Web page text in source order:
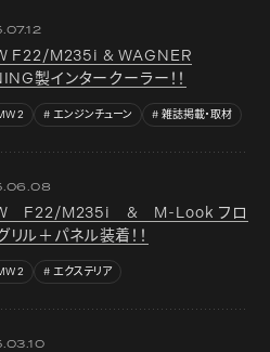
F22/M235i & WAGNER
製インタークーラー！！
2 エンジンチューン 雑誌掲載・取材
F22/M235i & M-Look フロ
リル＋パネル装着！！
2 エクステリア